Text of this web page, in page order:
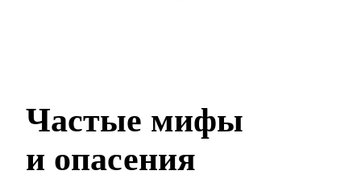
Частые мифы
и опасения